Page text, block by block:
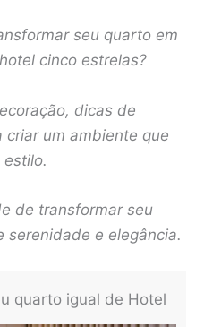
seu quarto em
cinco estrelas?
dicas de
criar um ambiente que
de transformar seu
serenidade e elegância.
quarto igual de Hotel